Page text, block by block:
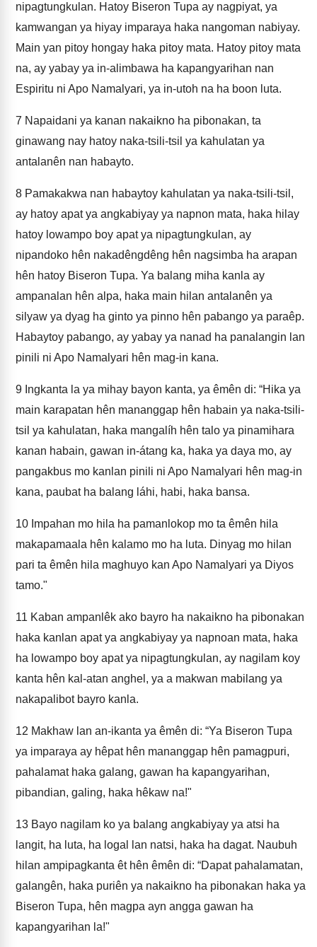
nipagtungkulan. Hatoy Biseron Tupa ay nagpiyat, ya
kamwangan ya hiyay imparaya haka nangoman nabiyay.
Main yan pitoy hongay haka pitoy mata. Hatoy pitoy mata
na, ay yabay ya in-alimbawa ha kapangyarihan nan
Espiritu ni Apo Namalyari, ya in-utoh na ha boon luta.
7 Napaidani ya kanan nakaikno ha pibonakan, ta
ginawang nay hatoy naka-tsili-tsil ya kahulatan ya
antalanên nan habayto.
8 Pamakakwa nan habaytoy kahulatan ya naka-tsili-tsil,
ay hatoy apat ya angkabiyay ya napnon mata, haka hilay
hatoy lowampo boy apat ya nipagtungkulan, ay
nipandoko hên nakadêngdêng hên nagsimba ha arapan
hên hatoy Biseron Tupa. Ya balang miha kanla ay
ampanalan hên alpa, haka main hilan antalanên ya
silyaw ya dyag ha ginto ya pinno hên pabango ya paraêp.
Habaytoy pabango, ay yabay ya nanad ha panalangin lan
pinili ni Apo Namalyari hên mag-in kana.
9 Ingkanta la ya mihay bayon kanta, ya êmên di: “Hika ya
main karapatan hên mananggap hên habain ya naka-tsili-
tsil ya kahulatan, haka mangalíh hên talo ya pinamihara
kanan habain, gawan in-átang ka, haka ya daya mo, ay
pangakbus mo kanlan pinili ni Apo Namalyari hên mag-in
kana, paubat ha balang láhi, habi, haka bansa.
10 Impahan mo hila ha pamanlokop mo ta êmên hila
makapamaala hên kalamo mo ha luta. Dinyag mo hilan
pari ta êmên hila maghuyo kan Apo Namalyari ya Diyos
tamo."
11 Kaban ampanlêk ako bayro ha nakaikno ha pibonakan
haka kanlan apat ya angkabiyay ya napnoan mata, haka
ha lowampo boy apat ya nipagtungkulan, ay nagilam koy
kanta hên kal-atan anghel, ya a makwan mabilang ya
nakapalibot bayro kanla.
12 Makhaw lan an-ikanta ya êmên di: “Ya Biseron Tupa
ya imparaya ay hêpat hên mananggap hên pamagpuri,
pahalamat haka galang, gawan ha kapangyarihan,
pibandian, galing, haka hêkaw na!"
13 Bayo nagilam ko ya balang angkabiyay ya atsi ha
langit, ha luta, ha logal lan natsi, haka ha dagat. Naubuh
hilan ampipagkanta êt hên êmên di: “Dapat pahalamatan,
galangên, haka puriên ya nakaikno ha pibonakan haka ya
Biseron Tupa, hên magpa ayn angga gawan ha
kapangyarihan la!"